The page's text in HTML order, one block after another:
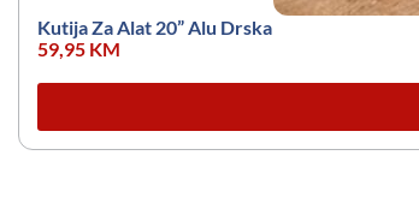
Kutija Za Alat 20” Alu Drska
59,95 KM